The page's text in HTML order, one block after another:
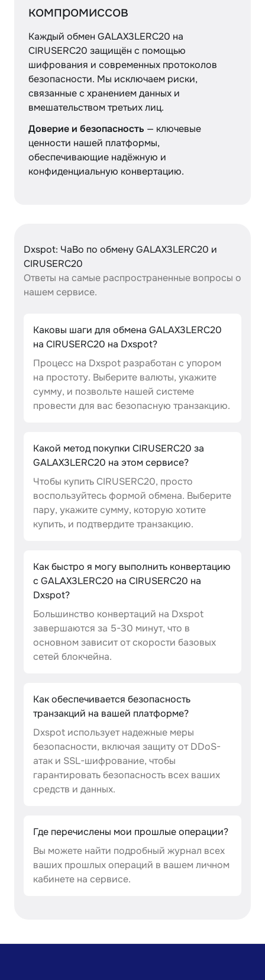
компромиссов
Каждый обмен GALAX3LERC20 на
CIRUSERC20 защищён с помощью
шифрования и современных протоколов
безопасности. Мы исключаем риски,
связанные с хранением данных и
вмешательством третьих лиц.
Доверие и безопасность — ключевые
ценности нашей платформы,
обеспечивающие надёжную и
конфиденциальную конвертацию.
Dxspot: ЧаВо по обмену GALAX3LERC20 и
CIRUSERC20
Ответы на самые распространенные вопросы о
нашем сервисе.
Каковы шаги для обмена GALAX3LERC20
на CIRUSERC20 на Dxspot?
Процесс на Dxspot разработан с упором
на простоту. Выберите валюты, укажите
сумму, и позвольте нашей системе
провести для вас безопасную транзакцию.
Какой метод покупки CIRUSERC20 за
GALAX3LERC20 на этом сервисе?
Чтобы купить CIRUSERC20, просто
воспользуйтесь формой обмена. Выберите
пару, укажите сумму, которую хотите
купить, и подтвердите транзакцию.
Как быстро я могу выполнить конвертацию
с GALAX3LERC20 на CIRUSERC20 на
Dxspot?
Большинство конвертаций на Dxspot
завершаются за 5-30 минут, что в
основном зависит от скорости базовых
сетей блокчейна.
Как обеспечивается безопасность
транзакций на вашей платформе?
Dxspot использует надежные меры
безопасности, включая защиту от DDoS-
атак и SSL-шифрование, чтобы
гарантировать безопасность всех ваших
средств и данных.
Где перечислены мои прошлые операции?
Вы можете найти подробный журнал всех
ваших прошлых операций в вашем личном
кабинете на сервисе.